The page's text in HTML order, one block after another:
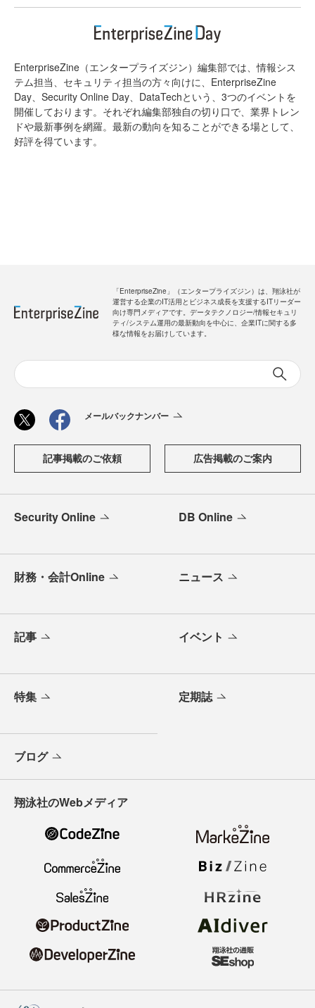
EnterpriseZine（エンタープライズジン）編集部では、情報シス
テム担当、セキュリティ担当の方々向けに、EnterpriseZine
Day、Security Online Day、DataTechという、3つのイベントを
開催しております。それぞれ編集部独自の切り口で、業界トレン
ドや最新事例を網羅。最新の動向を知ることができる場として、
好評を得ています。
「EnterpriseZine」（エンタープライズジン）は、翔泳社が
運営する企業のIT活用とビジネス成長を支援するITリーダー
向け専門メディアです。データテクノロジー/情報セキュリ
ティ/システム運用の最新動向を中心に、企業ITに関する多
様な情報をお届けしています。
メールバックナンバー
記事掲載のご依頼 広告掲載のご案内
Security Online DB Online
財務・会計Online ニュース
記事 イベント
特集 定期誌
ブログ
翔泳社のWebメディア